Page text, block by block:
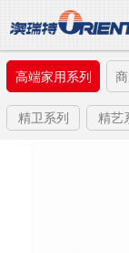
高端家用系列
精卫系列 精艺